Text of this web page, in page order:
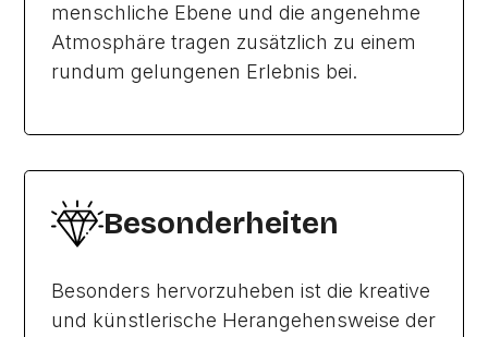
menschliche Ebene und die angenehme
Atmosphäre tragen zusätzlich zu einem
rundum gelungenen Erlebnis bei.
Besonderheiten
Besonders hervorzuheben ist die kreative
und künstlerische Herangehensweise der